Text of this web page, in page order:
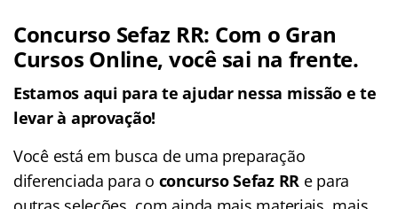
Concurso Sefaz RR: Com o Gran
Cursos Online, você sai na frente.
Estamos aqui para te ajudar nessa missão e te
levar à aprovação!
Você está em busca de uma preparação
diferenciada para o concurso Sefaz RR epara